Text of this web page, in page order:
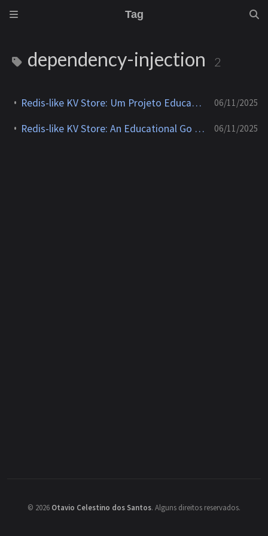
Tag
dependency-injection 2
Redis-like KV Store: Um Projeto Educacional em Go com Clean Architecture 06/11/2025
Redis-like KV Store: An Educational Go Project with Clean Architecture 06/11/2025
© 2026 Otavio Celestino dos Santos. Alguns direitos reservados.